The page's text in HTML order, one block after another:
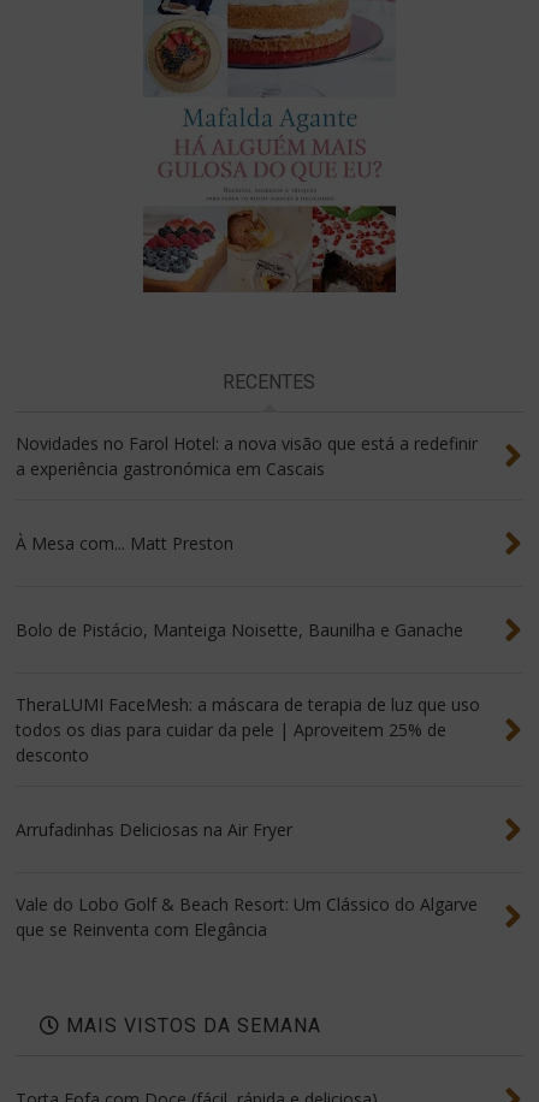
RECENTES
Novidades no Farol Hotel: a nova visão que está a redefinir
a experiência gastronómica em Cascais
À Mesa com... Matt Preston
Bolo de Pistácio, Manteiga Noisette, Baunilha e Ganache
TheraLUMI FaceMesh: a máscara de terapia de luz que uso
todos os dias para cuidar da pele | Aproveitem 25% de
desconto
Arrufadinhas Deliciosas na Air Fryer
Vale do Lobo Golf & Beach Resort: Um Clássico do Algarve
que se Reinventa com Elegância
MAIS VISTOS DA SEMANA